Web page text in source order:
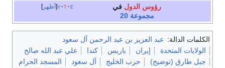
أظهر v t e رؤوس الدول في
مجموعة 20
الكلمات الدالة: عبد العزيز بن عبد الرحمن آل سعود
الولايات المتحدة
إيران باريس كندا
علي عبد الله صالح
جبل طارق (توضيح)
حرب الخليج آل سعود
المسجد الحرام